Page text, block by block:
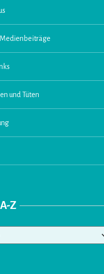
und Tüten
Z